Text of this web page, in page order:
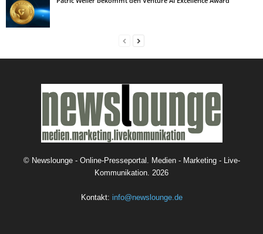
© Newslounge - Online-Presseportal. Medien - Marketing - Live-
Kommunikation. 2026
Kontakt: info@newslounge.de